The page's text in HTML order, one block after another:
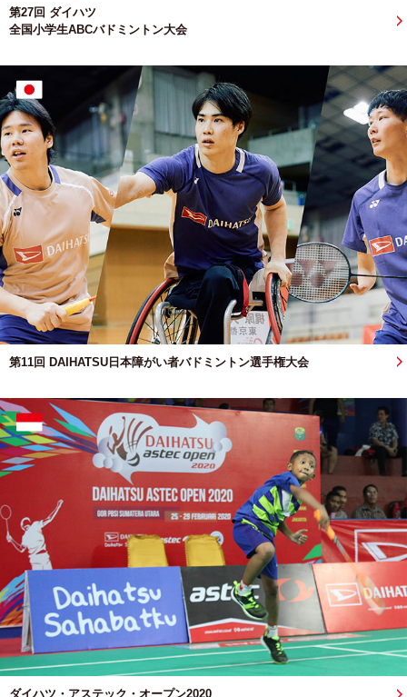
第27回 ダイハツ
全国小学生ABCバドミントン大会
第11回 DAIHATSU日本障がい者バドミントン選手権大会
ダイハツ・アステック・オープン2020